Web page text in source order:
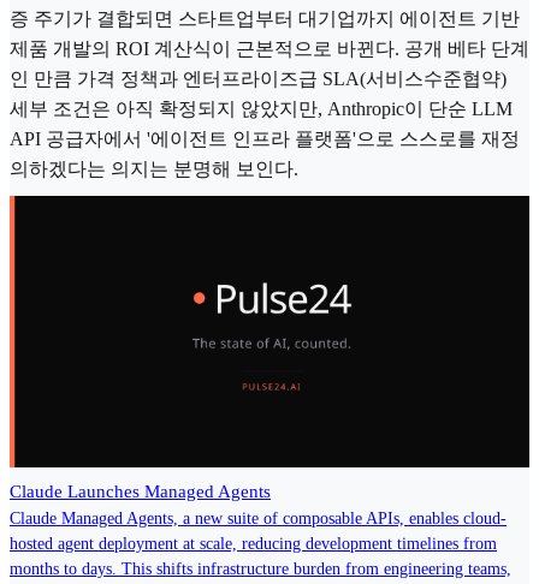
증 주기가 결합되면 스타트업부터 대기업까지 에이전트 기반
제품 개발의 ROI 계산식이 근본적으로 바뀐다. 공개 베타 단계
인 만큼 가격 정책과 엔터프라이즈급 SLA(서비스수준협약)
세부 조건은 아직 확정되지 않았지만, Anthropic이 단순 LLM
API 공급자에서 '에이전트 인프라 플랫폼'으로 스스로를 재정
의하겠다는 의지는 분명해 보인다.
Claude Launches Managed Agents
Claude Managed Agents, a new suite of composable APIs, enables cloud-
hosted agent deployment at scale, reducing development timelines from
months to days. This shifts infrastructure burden from engineering teams,